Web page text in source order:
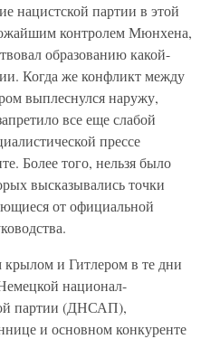
нацистской партии в этой
контролем Мюнхена,
образованию какой-
Когда же конфликт между
выплеснулся наружу,
все еще слабой
прессе
Более того, нельзя было
высказывались точки
от официальной
и Гитлером в те дни
национал-
партии (ДНСАП),
и основном конкуренте